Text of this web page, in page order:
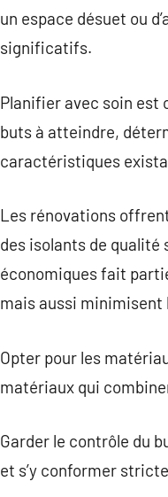
un espace désuet ou
significatifs.
Planifier avec soin est
buts à atteindre,
caractéristiques
Les rénovations
des isolants de
économiques fait
mais aussi minimisent
Opter pour les
matériaux qui
Garder le contrôle du
et s’y conformer